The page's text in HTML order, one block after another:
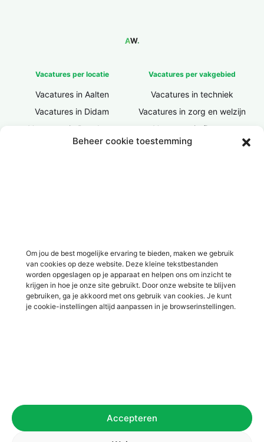
Beheer cookie toestemming
Om jou de best mogelijke ervaring te bieden, maken we gebruik
van cookies op deze website. Deze kleine tekstbestanden
worden opgeslagen op je apparaat en helpen ons om inzicht te
krijgen in hoe je onze site gebruikt. Door onze website te blijven
gebruiken, ga je akkoord met ons gebruik van cookies. Je kunt
je cookie-instellingen altijd aanpassen in je browserinstellingen.
Accepteren
Vacatures per locatie
Vacatures in Aalten
Vacatures in Didam
Vacatures in Doesburg
Vacatures in Doetinchem
Vacatures in Varsseveld
Vacatures in Winterswijk
Vacatures in Zelhem
Vacatures in Zutphen
Vacatures per vakgebied
Vacatures in techniek
Vacatures in zorg en welzijn
Vacatures in finance
Vacatures in ICT / IT
Privacybeleid Algemene voorwaarden